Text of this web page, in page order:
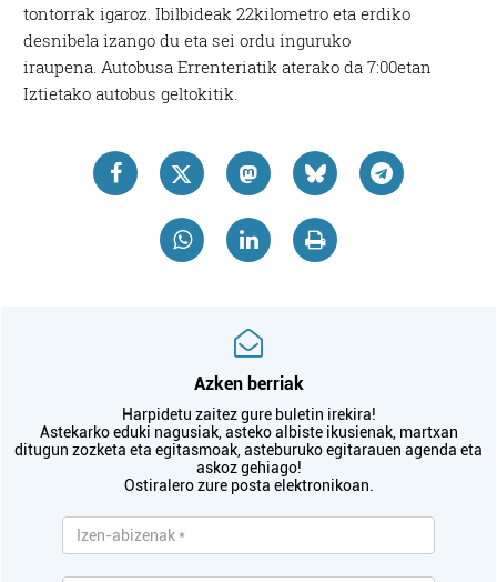
tontorrak igaroz. Ibilbideak 22kilometro eta erdiko
desnibela izango du eta sei ordu inguruko
iraupena. Autobusa Errenteriatik aterako da 7:00etan
Iztietako autobus geltokitik.
Azken berriak
Harpidetu zaitez gure buletin irekira!
Astekarko eduki nagusiak, asteko albiste ikusienak, martxan
ditugun zozketa eta egitasmoak, asteburuko egitarauen agenda eta
askoz gehiago!
Ostiralero zure posta elektronikoan.